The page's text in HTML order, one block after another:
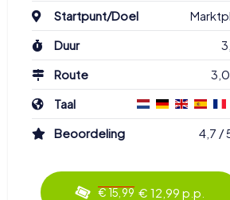
Startpunt/Doel
Duur
Route
Taal
Beoordeling
4,7 /
€ 15,99 € 12,99 p.p.